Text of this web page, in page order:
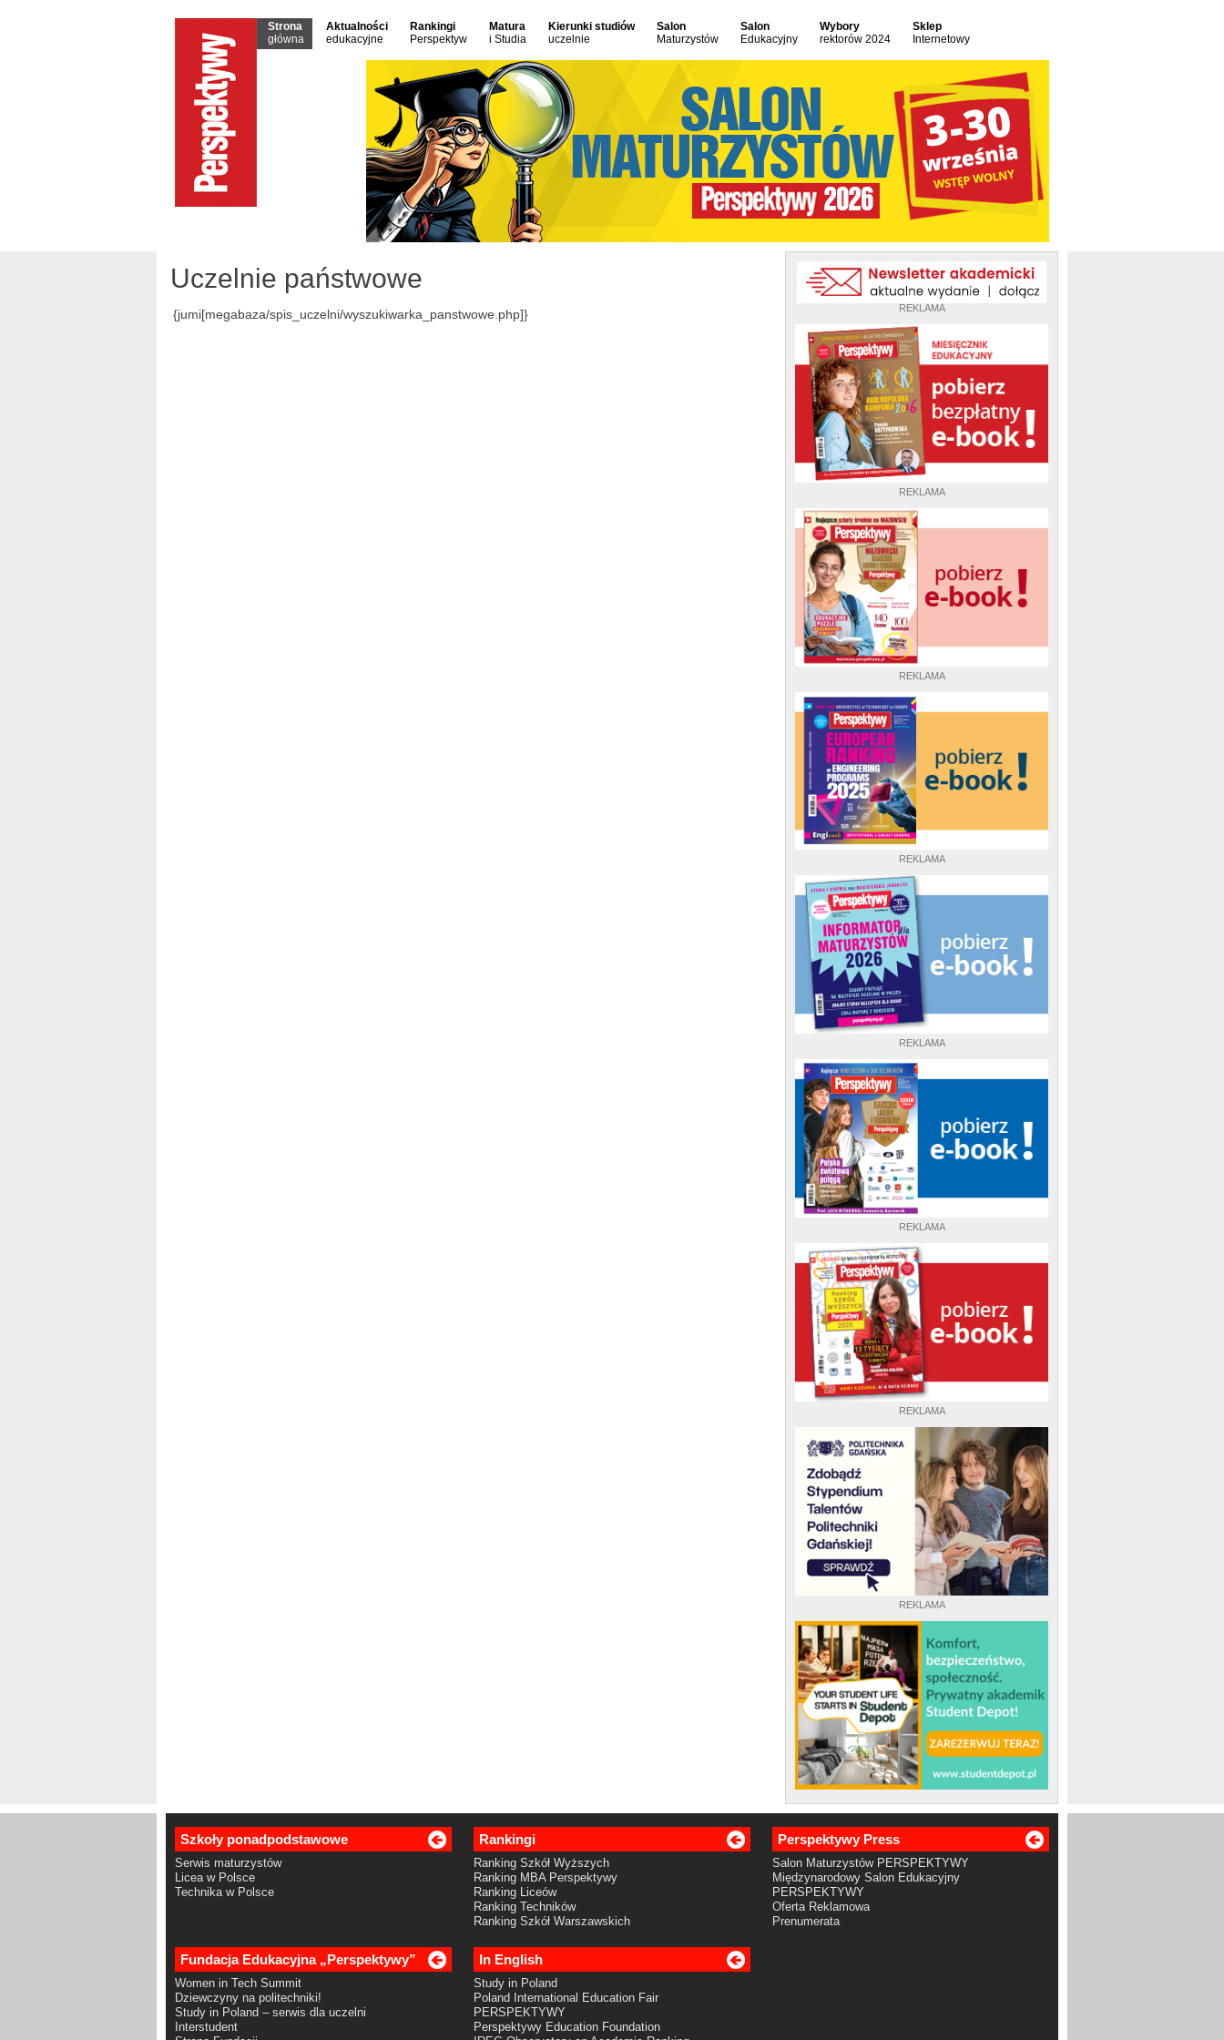
Strona
główna
Aktualności
edukacyjne
Rankingi
Perspektyw
Matura
i Studia
Kierunki studiów
uczelnie
Salon
Maturzystów
Salon
Edukacyjny
Wybory
rektorów 2024
Sklep
Internetowy
REKLAMA
REKLAMA
REKLAMA
REKLAMA
REKLAMA
REKLAMA
REKLAMA
REKLAMA
Uczelnie państwowe
{jumi[megabaza/spis_uczelni/wyszukiwarka_panstwowe.php]}
Szkoły ponadpodstawowe
Serwis maturzystów
Licea w Polsce
Technika w Polsce
Rankingi
Ranking Szkół Wyższych
Ranking MBA Perspektywy
Ranking Liceów
Ranking Techników
Ranking Szkół Warszawskich
Perspektywy Press
Salon Maturzystów PERSPEKTYWY
Międzynarodowy Salon Edukacyjny
PERSPEKTYWY
Oferta Reklamowa
Prenumerata
Fundacja Edukacyjna „Perspektywy”
Women in Tech Summit
Dziewczyny na politechniki!
Study in Poland – serwis dla uczelni
Interstudent
In English
Study in Poland
Poland International Education Fair
PERSPEKTYWY
Perspektywy Education Foundation